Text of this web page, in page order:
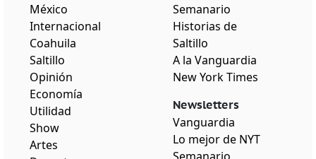
México
Internacional
Coahuila
Saltillo
Opinión
Economía
Utilidad
Show
Artes
Semanario
Historias de
Saltillo
A la Vanguardia
New York Times
Newsletters
Vanguardia
Lo mejor de NYT